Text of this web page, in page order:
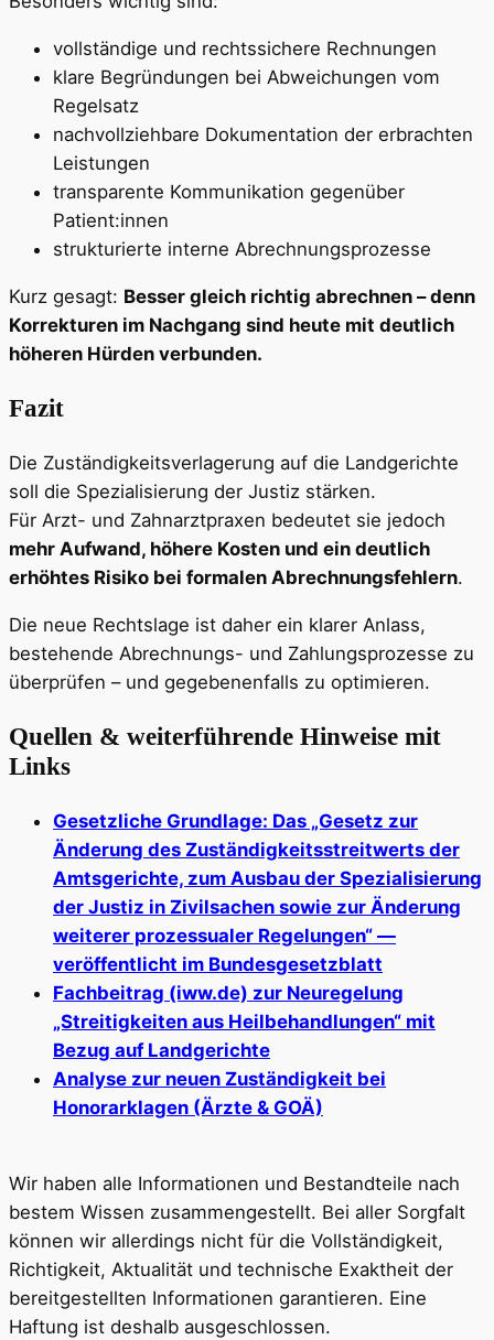
vollständige und rechtssichere Rechnungen
klare Begründungen bei Abweichungen vom
Regelsatz
nachvollziehbare Dokumentation der erbrachten
Leistungen
transparente Kommunikation gegenüber
Patient:innen
strukturierte interne Abrechnungsprozesse
Kurz gesagt: Besser gleich richtig abrechnen – denn
Korrekturen im Nachgang sind heute mit deutlich
höheren Hürden verbunden.
Fazit
Die Zuständigkeitsverlagerung auf die Landgerichte
soll die Spezialisierung der Justiz stärken.
Für Arzt- und Zahnarztpraxen bedeutet sie jedoch
mehr Aufwand, höhere Kosten und ein deutlich
erhöhtes Risiko bei formalen Abrechnungsfehlern.
Die neue Rechtslage ist daher ein klarer Anlass,
bestehende Abrechnungs- und Zahlungsprozesse zu
überprüfen – und gegebenenfalls zu optimieren.
Quellen & weiterführende Hinweise mit
Links
Gesetzliche Grundlage: Das „Gesetz zur
Änderung des Zuständigkeitsstreitwerts der
Amtsgerichte, zum Ausbau der Spezialisierung
der Justiz in Zivilsachen sowie zur Änderung
weiterer prozessualer Regelungen“ —
veröffentlicht im Bundesgesetzblatt
Fachbeitrag (iww.de) zur Neuregelung
„Streitigkeiten aus Heilbehandlungen“ mit
Bezug auf Landgerichte
Analyse zur neuen Zuständigkeit bei
Honorarklagen (Ärzte & GOÄ)
Wir haben alle Informationen und Bestandteile nach
bestem Wissen zusammengestellt. Bei aller Sorgfalt
können wir allerdings nicht für die Vollständigkeit,
Richtigkeit, Aktualität und technische Exaktheit der
bereitgestellten Informationen garantieren. Eine
Haftung ist deshalb ausgeschlossen.